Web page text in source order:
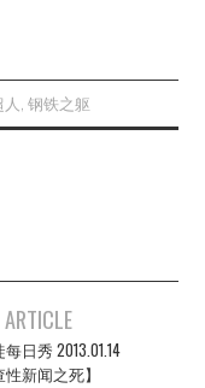
人, 钢铁之躯
日秀 2013.01.14
性新闻之死】